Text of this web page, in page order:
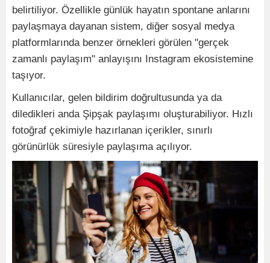
belirtiliyor. Özellikle günlük hayatın spontane anlarını
paylaşmaya dayanan sistem, diğer sosyal medya
platformlarında benzer örnekleri görülen "gerçek
zamanlı paylaşım" anlayışını Instagram ekosistemine
taşıyor.
Kullanıcılar, gelen bildirim doğrultusunda ya da
diledikleri anda Şipşak paylaşımı oluşturabiliyor. Hızlı
fotoğraf çekimiyle hazırlanan içerikler, sınırlı
görünürlük süresiyle paylaşıma açılıyor.